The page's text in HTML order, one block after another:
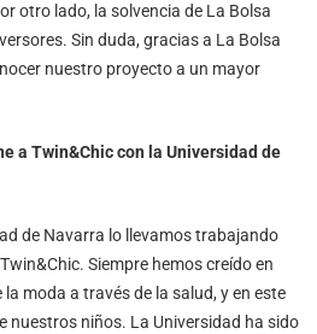
otro lado, la solvencia de La Bolsa
Sin duda, gracias a La Bolsa
nuestro proyecto a un mayor
a Twin&Chic con la Universidad de
de Navarra lo llevamos trabajando
Siempre hemos creído en
moda a través de la salud, y en este
nuestros niños. La Universidad ha sido